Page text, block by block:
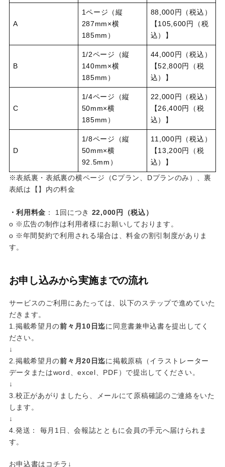
A
1ページ（縦
287mm×横
185mm）
88,000円（税込）
【105,600円（税
込）】
B
1/2ページ（縦
140mm×横
185mm）
44,000円（税込）
【52,800円（税
込）】
C
1/4ページ（縦
50mm×横
185mm）
22,000円（税込）
【26,400円（税
込）】
D
1/8ページ（縦
50mm×横
92.5mm）
11,000円（税込）
【13,200円（税
込）】
※表紙裏・表紙裏の横ページ（Cプラン、Dプランのみ）、裏
表紙は【】内の料金
・利用料金 ： 1回につき 22,000円（税込）
o ※広告の制作は利用者様にお願いしております。
o ※年間契約で利用される場合は、料金の割引制度がありま
す。
お申し込みから実施までの流れ
サービスのご利用にあたっては、以下のステップで進めていた
だきます。
1.掲載希望月の前々月10日迄に同意書兼申込書を提出してく
ださい。
↓
2.掲載希望月の前々月20日迄に掲載原稿（イラストレーター
データまたはword、excel、PDF）で提出してください。
↓
3.校正があがりましたら、メールにて原稿確認のご連絡をいた
します。
↓
4.発送： 毎月1日、会報誌とともに会員の手元へ届けられま
す。
お申込書はコチラ↓